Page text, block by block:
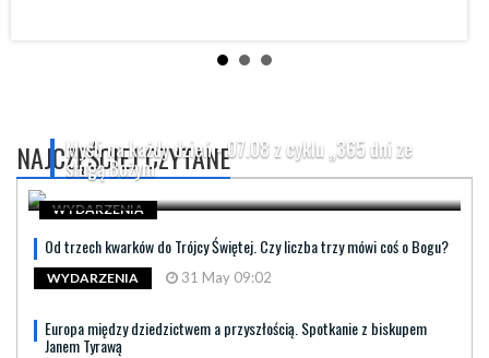
NAJCZĘŚCIEJ CZYTANE
Myśli na każdy dzień - 07.08 z cyklu „365 dni ze
sługą Bożym
WYDARZENIA
Od trzech kwarków do Trójcy Świętej. Czy liczba trzy mówi coś o Bogu?
WYDARZENIA 31 May 09:02
Europa między dziedzictwem a przyszłością. Spotkanie z biskupem
Janem Tyrawą